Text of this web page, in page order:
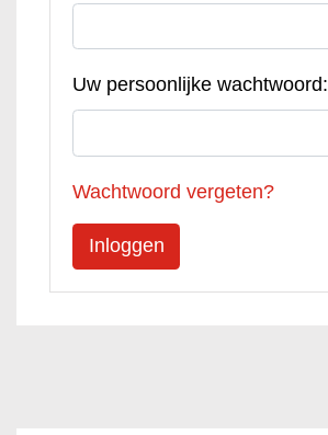
Uw persoonlijke wachtwoord:
Wachtwoord vergeten?